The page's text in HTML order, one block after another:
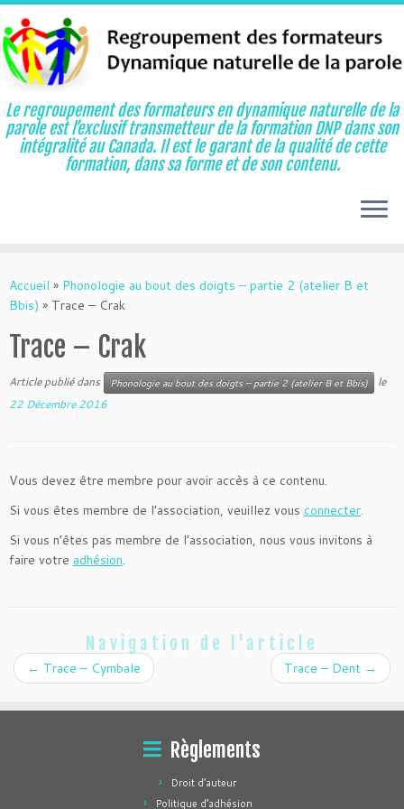
au
contenu
Le regroupement des formateurs en dynamique naturelle de la
parole est l’exclusif transmetteur de la formation DNP dans son
intégralité au Canada. Il est le garant de la qualité de cette
formation, dans sa forme et de son contenu.
Accueil » Phonologie au bout des doigts – partie 2 (atelier B et
Bbis) » Trace – Crak
Trace – Crak
Article publié dans Phonologie au bout des doigts – partie 2 (atelier B et Bbis)
le
22 Décembre 2016
Vous devez être membre pour avoir accès à ce contenu.
Si vous êtes membre de l’association, veuillez vous connecter.
Si vous n’êtes pas membre de l’association, nous vous invitons à
faire votre adhésion.
Navigation de l'article
← Trace – Cymbale Trace – Dent →
Règlements
Droit d’auteur
Politique d’adhésion